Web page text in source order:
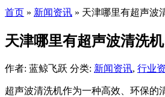
首页 » 新闻资讯 » 天津哪里有超声波
天津哪里有超声波清洗
作者: 蓝鲸飞跃 分类: 新闻资讯, 行业
超声波清洗机作为一种高效、环保的